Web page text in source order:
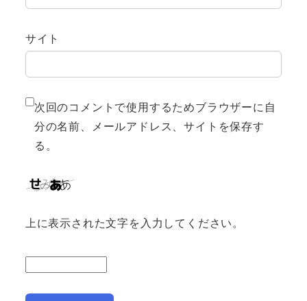
サイト
次回のコメントで使用するためブラウザーに自
分の名前、メールアドレス、サイトを保存す
る。
上に表示された文字を入力してください。